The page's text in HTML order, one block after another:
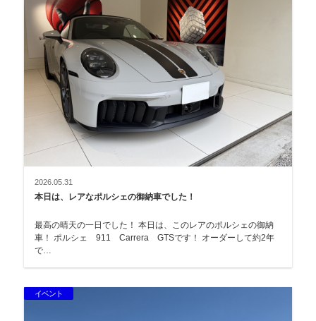
2026.05.31
本日は、レアなポルシェの御納車でした！
最高の晴天の一日でした！ 本日は、このレアのポルシェの御納
車！ ポルシェ 911 Carrera GTSです！ オーダーして約2年
で…
イベント